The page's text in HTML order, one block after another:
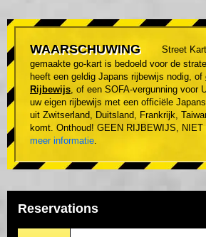
WAARSCHUWING
Street
gemaakte go-kart is bedoeld voor de
heeft een geldig Japans rijbewijs nodig, of
Rijbewijs, of een SOFA-vergunning voor
uw eigen rijbewijs met een officiële
uit Zwitserland, Duitsland, Frankrijk,
komt. Onthoud! GEEN RIJBEWIJS, NIET
meer informatie.
Reservations